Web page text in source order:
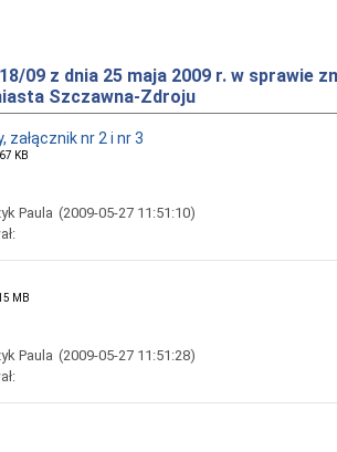
18/09 z dnia 25 maja 2009 r. w
Szczawna-Zdroju
załącznik nr 2 i nr 3
KB
Paula (2009-05-27 11:51:10)
MB
Paula (2009-05-27 11:51:28)